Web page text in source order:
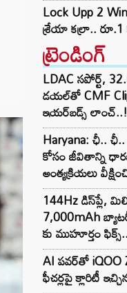
Lock Upp 2
శ్రేయా కల్రా..
ట్రెండింగ్‌
LDAC సపోర్ట్,
డయల్‌తో CMF
ఇయర్‌బడ్స్ లాంచ్..!
Haryana: ఛీ..
కోసం జీవితాన్ని
అంత్యక్రియలు
144Hz డిస్‌ప్లే,
7,000mAh
కు ముహూర్తం
AI పవర్‌తో iQOO
ఫీచర్లపై క్లారిటీ